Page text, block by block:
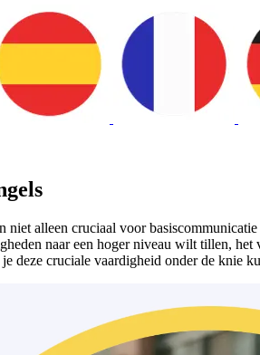
niet alleen cruciaal voor
naar een hoger niveau wilt tillen, het
deze cruciale vaardigheid onder de knie